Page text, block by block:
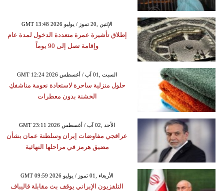
GMT 13:48 2026 الإثنين ,20 تموز / يوليو
إطلاق تأشيرة عمرة متعددة الدخول لمدة عام
وإقامة تصل إلى 90 يوماً
GMT 12:24 2026 السبت ,01 آب / أغسطس
حلول منزلية ساحرة لاستعادة نعومة مناشفكِ
الخشنة بدون معطرات
GMT 23:11 2026 الأحد ,02 آب / أغسطس
عراقجي مفاوضات إيران وسلطنة عمان بشأن
مضيق هرمز في مراحلها النهائية
GMT 09:59 2026 الأربعاء ,01 تموز / يوليو
التلفزيون الإيراني يوقف بث مقابلة قاليباف